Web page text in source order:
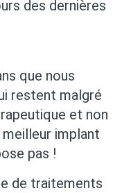
des dernières
que nous
restent malgré
et non
meilleur implant
pas !
de traitements